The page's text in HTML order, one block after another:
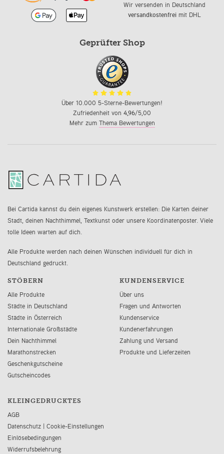
Wir versenden in Deutschland
versandkostenfreimit DHL
Geprüfter Shop
Über 10.000 5-Sterne-Bewertungen!
Zufriedenheit von 4,96/5,00
Mehr zum Thema Bewertungen
Bei Cartida kannst du dein eigenes Kunstwerk erstellen: Die Karten deiner
Stadt, deinen Nachthimmel, Textkunst oder unsere Koordinatenposter. Viele
tolle Ideen warten auf dich.
Alle Produkte werden nach deinen Wünschen individuell für dich in
Deutschland gedruckt.
STÖBERN
Alle Produkte
Städte in Deutschland
Städte in Österreich
Internationale Großstädte
Dein Nachthimmel
Marathonstrecken
Geschenkgutscheine
Gutscheincodes
KUNDENSERVICE
Über uns
Fragen und Antworten
Kundenservice
Kundenerfahrungen
Zahlung und Versand
Produkte und Lieferzeiten
KLEINGEDRUCKTES
AGB
Datenschutz | Cookie-Einstellungen
Einlösebedingungen
Widerrufsbelehrung